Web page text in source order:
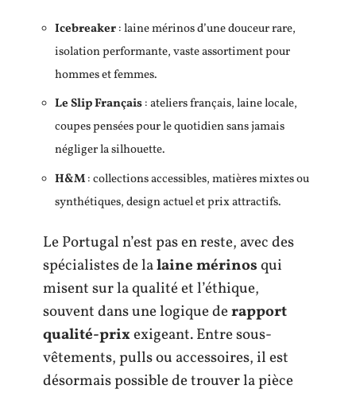
Icebreaker: laine mérinos d’une douceur rare,
isolation performante, vaste assortiment pour
hommes et femmes.
Le Slip Français: ateliers français, laine locale,
coupes pensées pour le quotidien sans jamais
négliger la silhouette.
H&M: collections accessibles, matières mixtes ou
synthétiques, design actuel et prix attractifs.
Le Portugal n’est pas en reste, avec des
spécialistes de lalaine mérinosqui
misent sur la qualité et l’éthique,
souvent dans une logique derapport
qualité-prixexigeant. Entre sous-
vêtements, pulls ou accessoires, il est
désormais possible de trouver la pièce